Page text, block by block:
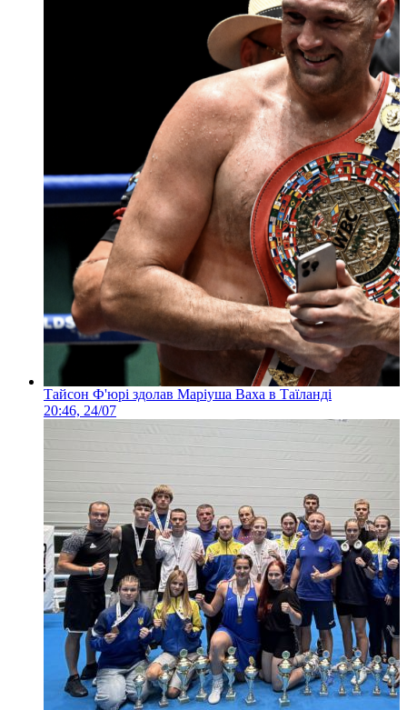
Тайсон Ф'юрі здолав Маріуша Ваха в Таїланді
20:46, 24/07